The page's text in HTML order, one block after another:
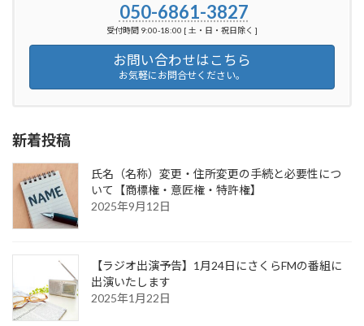
050-6861-3827
受付時間 9:00-18:00 [ 土・日・祝日除く ]
お問い合わせはこちら
お気軽にお問合せください。
新着投稿
氏名（名称）変更・住所変更の手続と必要性につ
いて【商標権・意匠権・特許権】
2025年9月12日
【ラジオ出演予告】1月24日にさくらFMの番組に
出演いたします
2025年1月22日